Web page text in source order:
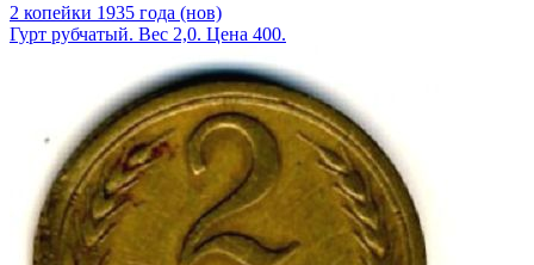
2 копейки 1935 года (нов)
Гурт рубчатый. Вес 2,0. Цена 400.